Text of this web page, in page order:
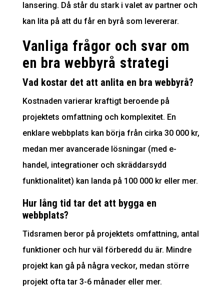
lansering. Då står du stark i valet av partner och
kan lita på att du får en byrå som levererar.
Vanliga frågor och svar om
en bra webbyrå strategi
Vad kostar det att anlita en bra webbyrå?
Kostnaden varierar kraftigt beroende på
projektets omfattning och komplexitet. En
enklare webbplats kan börja från cirka 30 000 kr,
medan mer avancerade lösningar (med e-
handel, integrationer och skräddarsydd
funktionalitet) kan landa på 100 000 kr eller mer.
Hur lång tid tar det att bygga en
webbplats?
Tidsramen beror på projektets omfattning, antal
funktioner och hur väl förberedd du är. Mindre
projekt kan gå på några veckor, medan större
projekt ofta tar 3-6 månader eller mer.